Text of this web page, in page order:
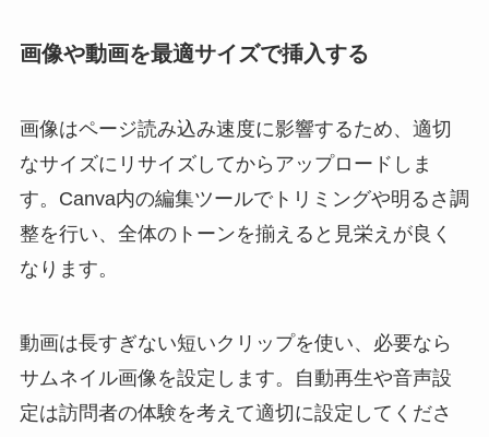
画像や動画を最適サイズで挿入する
画像はページ読み込み速度に影響するため、適切
なサイズにリサイズしてからアップロードしま
す。Canva内の編集ツールでトリミングや明るさ調
整を行い、全体のトーンを揃えると見栄えが良く
なります。
動画は長すぎない短いクリップを使い、必要なら
サムネイル画像を設定します。自動再生や音声設
定は訪問者の体験を考えて適切に設定してくださ